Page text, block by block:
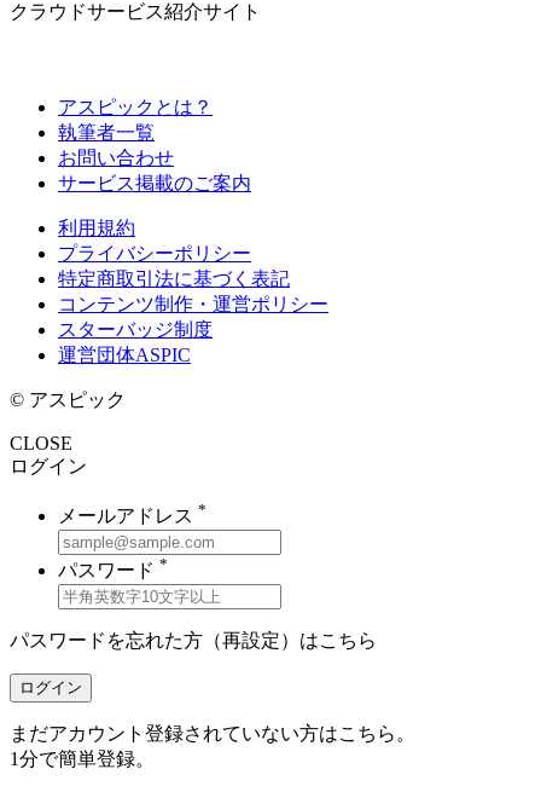
クラウドサービス紹介サイト
アスピックとは？
執筆者一覧
お問い合わせ
サービス掲載のご案内
利用規約
プライバシーポリシー
特定商取引法に基づく表記
コンテンツ制作・運営ポリシー
スターバッジ制度
運営団体ASPIC
© アスピック
CLOSE
ログイン
メールアドレス *
パスワード *
パスワードを忘れた方（再設定）はこちら
ログイン
まだアカウント登録されていない方はこちら。
1分で簡単登録。